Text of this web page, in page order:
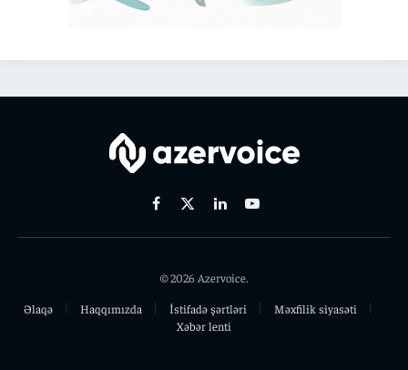
Facebook
X
LinkedinYoutube
© 2026 Azervoice.
Əlaqə
Haqqımızda İstifadə şərtləri
Məxfilik siyasəti
Xəbər lenti